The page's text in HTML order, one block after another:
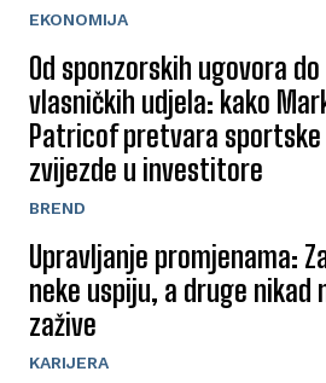
EKONOMIJA
Od sponzorskih ugovora do
vlasničkih udjela: kako
Patricof pretvara sportske
zvijezde u investitore
BREND
Upravljanje promjenama:
neke uspiju, a druge nikad
zažive
KARIJERA